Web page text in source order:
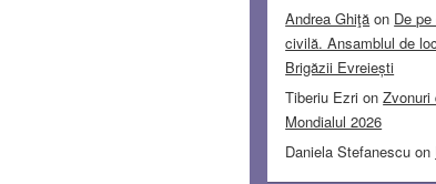
Andrea Ghiţă on De
civilă. Ansamblul de
Brigăzii Evreiești
Tiberiu Ezri onZvonuri
Mondialul 2026
Daniela Stefanescu on